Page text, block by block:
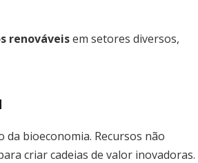
renováveisem setores diversos,
bioeconomia. Recursos não
criar cadeias de valor inovadoras.